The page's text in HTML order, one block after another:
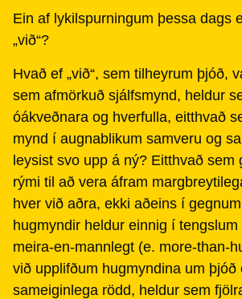
Ein af lykilspurningum þessa dags
„við“?
Hvað ef „við“, sem tilheyrum þjóð,
sem afmörkuð sjálfsmynd, heldur
óákveðnara og hverfulla, eitthvað
mynd í augnablikum samveru og
leysist svo upp á ný? Eitthvað sem
rými til að vera áfram
hver við aðra, ekki aðeins í
hugmyndir heldur einnig í
meira-en-mannlegt (e. more-than-
við upplifðum hugmyndina um þjóð
sameiginlega rödd, heldur sem